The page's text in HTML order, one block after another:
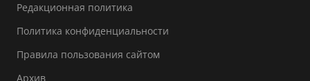
Редакционная политика
Политика конфиденциальности
Правила пользования сайтом
Архив